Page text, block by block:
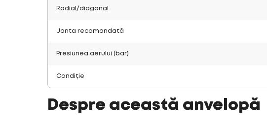
Radial/diagonal
Janta recomandată
Presiunea aerului (bar)
Condiție
Despre această anvelopă